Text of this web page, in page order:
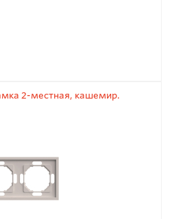
2-местная, кашемир.